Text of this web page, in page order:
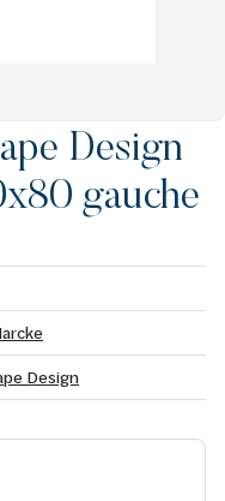
Design
gauche
Design